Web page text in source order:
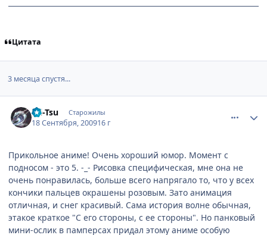
Цитата
3 месяца спустя...
Tsi-Tsu Старожилы
18 Сентября, 200916 г
Прикольное аниме! Очень хороший юмор. Момент с
подносом - это 5. -_- Рисовка специфическая, мне она не
очень понравилась, больше всего напрягало то, что у всех
кончики пальцев окрашены розовым. Зато анимация
отличная, и снег красивый. Сама история волне обычная,
этакое краткое "С его стороны, с ее стороны". Но панковый
мини-ослик в памперсах придал этому аниме особую